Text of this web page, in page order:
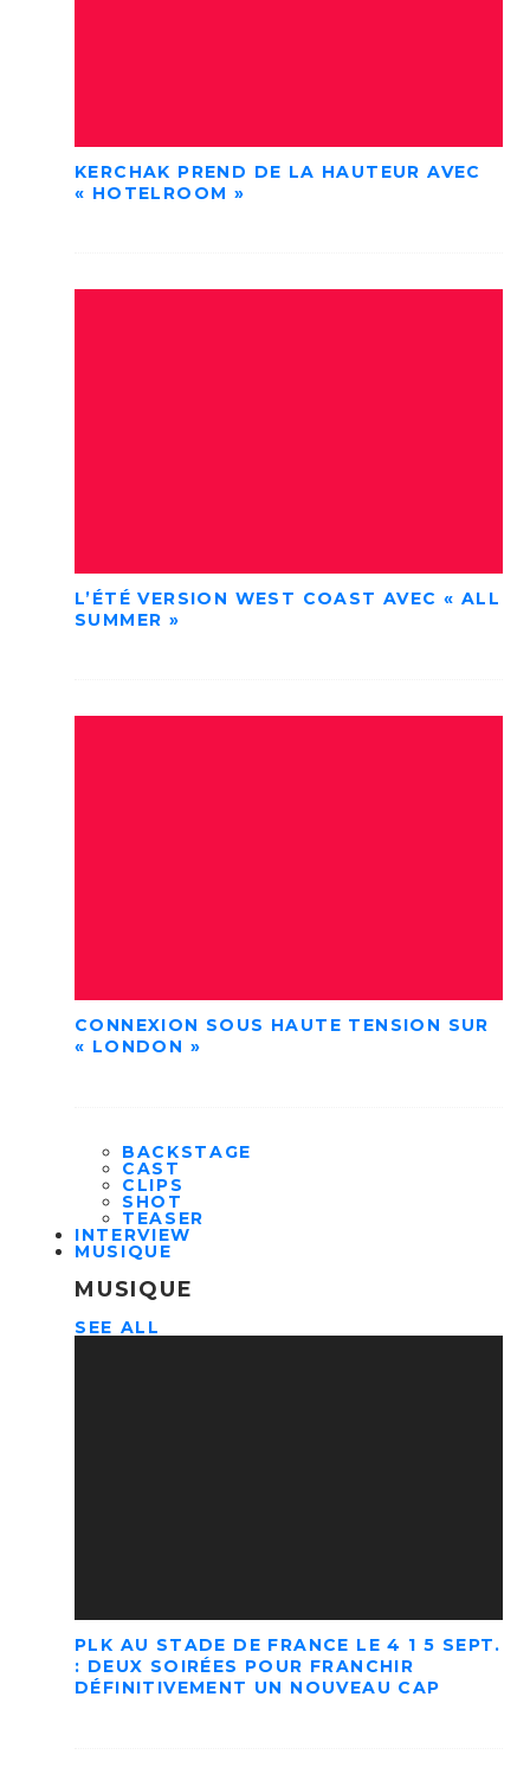
KERCHAK PREND DE LA HAUTEUR AVEC
« HOTELROOM »
L’ÉTÉ VERSION WEST COAST AVEC « ALL
SUMMER »
CONNEXION SOUS HAUTE TENSION SUR
« LONDON »
BACKSTAGE
CAST
CLIPS
SHOT
TEASER
INTERVIEW
MUSIQUE
MUSIQUE
SEE ALL
PLK AU STADE DE FRANCE LE 4 1 5 SEPT.
: DEUX SOIRÉES POUR FRANCHIR
DÉFINITIVEMENT UN NOUVEAU CAP